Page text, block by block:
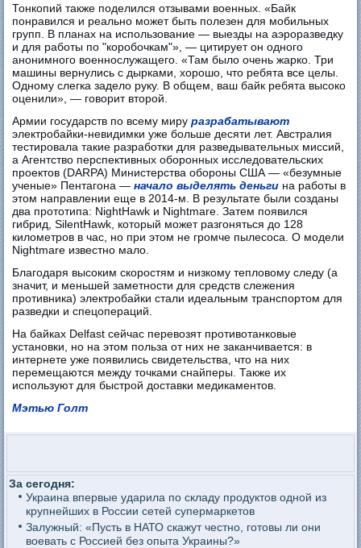
Тонкопий также поделился отзывами военных. «Байк
понравился и реально может быть полезен для мобильных
групп. В планах на использование — выезды на аэроразведку
и для работы по "коробочкам"», — цитирует он одного
анонимного военнослужащего. «Там было очень жарко. Три
машины вернулись с дырками, хорошо, что ребята все целы.
Одному слегка задело руку. В общем, ваш байк ребята высоко
оценили», — говорит второй.
Армии государств по всему мируразрабатывают
электробайки-невидимки уже больше десяти лет. Австралия
тестировала такие разработки для разведывательных миссий,
а Агентство перспективных оборонных исследовательских
проектов (DARPA) Министерства обороны США — «безумные
ученые» Пентагона —начало выделять деньги на работы в
этом направлении еще в 2014-м. В результате были созданы
два прототипа: NightHawk и Nightmare. Затем появился
гибрид, SilentHawk, который может разгоняться до 128
километров в час, но при этом не громче пылесоса. О модели
Nightmare известно мало.
Благодаря высоким скоростям и низкому тепловому следу (а
значит, и меньшей заметности для средств слежения
противника) электробайки стали идеальным транспортом для
разведки и спецопераций.
На байках Delfast сейчас перевозят противотанковые
установки, но на этом польза от них не заканчивается: в
интернете уже появились свидетельства, что на них
перемещаются между точками снайперы. Также их
используют для быстрой доставки медикаментов.
Мэтью Голт
За сегодня:
Украина впервые ударила по складу продуктов одной из
крупнейших в России сетей супермаркетов
Залужный: «Пусть в НАТО скажут честно, готовы ли они
воевать с Россией без опыта Украины?»